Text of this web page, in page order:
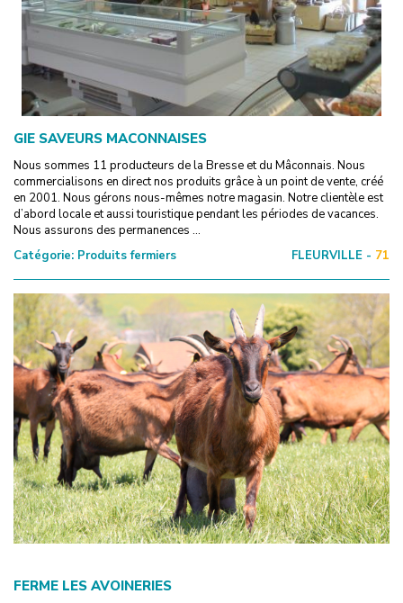
GIE SAVEURS MACONNAISES
Nous sommes 11 producteurs de la Bresse et du Mâconnais. Nous
commercialisons en direct nos produits grâce à un point de vente, créé
en 2001. Nous gérons nous-mêmes notre magasin. Notre clientèle est
d’abord locale et aussi touristique pendant les périodes de vacances.
Nous assurons des permanences ...
Catégorie: Produits fermiers FLEURVILLE - 71
FERME LES AVOINERIES